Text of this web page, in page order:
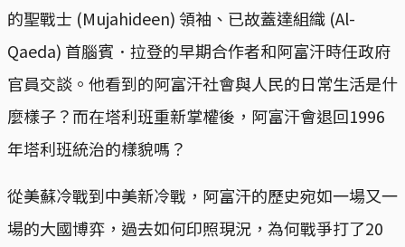
的聖戰士 (Mujahideen) 領袖、已故蓋達組織 (Al-
Qaeda) 首腦賓．拉登的早期合作者和阿富汗時任政府
官員交談。他看到的阿富汗社會與人民的日常生活是什
麼樣子？而在塔利班重新掌權後，阿富汗會退回1996
年塔利班統治的樣貌嗎？
從美蘇冷戰到中美新冷戰，阿富汗的歷史宛如一場又一
場的大國博弈，過去如何印照現況，為何戰爭打了20